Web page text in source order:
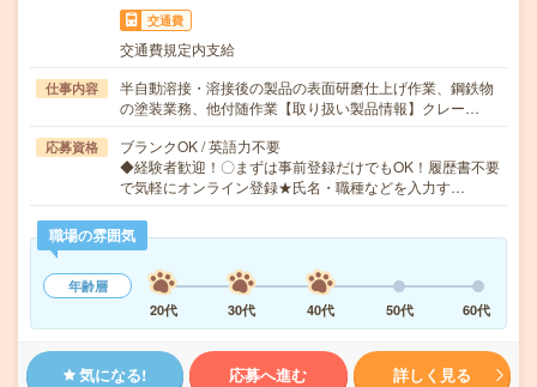
交通費
交通費規定内支給
仕事内容
半自動溶接・溶接後の製品の表面研磨仕上げ作業、鋼鉄物
の塗装業務、他付随作業【取り扱い製品情報】クレー…
応募資格
ブランクOK / 英語力不要
◆経験者歓迎！〇まずは事前登録だけでもOK！履歴書不要
で気軽にオンライン登録★氏名・職種などを入力す…
職場の雰囲気
年齢層
20代
30代 40代 50代 60代
気になる! 応募へ進む 詳しく見る